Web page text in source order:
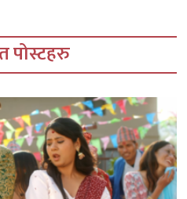
पोस्टहरु